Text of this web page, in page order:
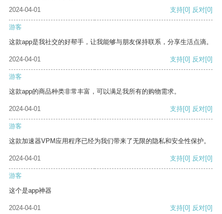
2024-04-01
支持[0] 反对[0]
游客
这款app是我社交的好帮手，让我能够与朋友保持联系，分享生活点滴。
2024-04-01 支持[0] 反对[0]
游客
这款app的商品种类非常丰富，可以满足我所有的购物需求。
2024-04-01 支持[0] 反对[0]
游客
这款加速器VPM应用程序已经为我们带来了无限的隐私和安全性保护。
2024-04-01 支持[0] 反对[0]
游客
这个是app神器
2024-04-01 支持[0] 反对[0]